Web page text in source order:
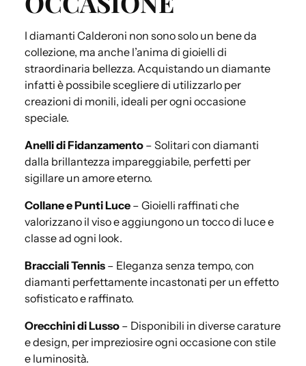
I diamanti Calderoni non sono solo un bene da
collezione, ma anche l’anima di gioielli di
straordinaria bellezza. Acquistando un diamante
infatti è possibile scegliere di utilizzarlo per
creazioni di monili, ideali per ogni occasione
speciale.
Anelli di Fidanzamento – Solitari con diamanti
dalla brillantezza impareggiabile, perfetti per
sigillare un amore eterno.
Collane e Punti Luce – Gioielli raffinati che
valorizzano il viso e aggiungono un tocco di luce e
classe ad ogni look.
Bracciali Tennis – Eleganza senza tempo, con
diamanti perfettamente incastonati per un effetto
sofisticato e raffinato.
Orecchini di Lusso – Disponibili in diverse carature
e design, per impreziosire ogni occasione con stile
e luminosità.